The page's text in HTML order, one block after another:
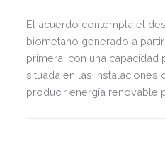
El acuerdo contempla el
biometano generado a
primera, con una capacidad
situada en las instalaciones
producir energía renovable